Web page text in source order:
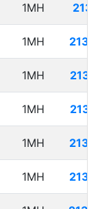
1MH
1MH
1MH
1MH
1MH
1MH